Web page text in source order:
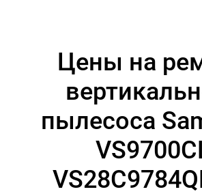
Цены на
пылесоса